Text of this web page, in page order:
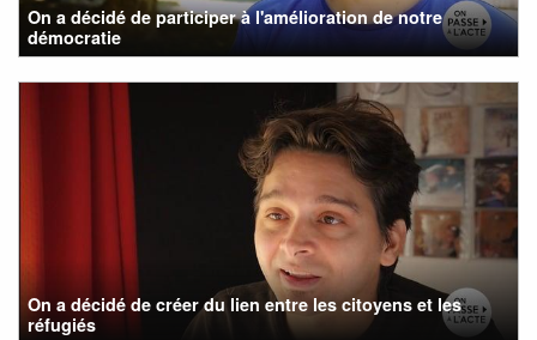
On a décidé de participer à l'amélioration de notre
démocratie
On a décidé de créer du lien entre les citoyens et les
réfugiés